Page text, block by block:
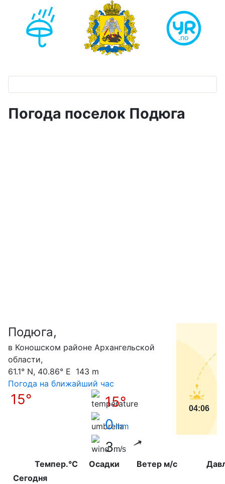
Погода поселок Подюга
Подюга,
в Коношском районе Архангельской
области,
61.1° N, 40.86° E 143 m
Погода на ближайший час
15°
15°
0mm
3m/s
04:06
Темпер.°C Осадки Ветер м/с
Сегодня